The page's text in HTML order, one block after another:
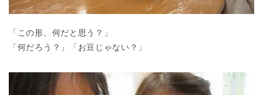
「この形、何だと思う？」
「何だろう？」「お豆じゃない？」